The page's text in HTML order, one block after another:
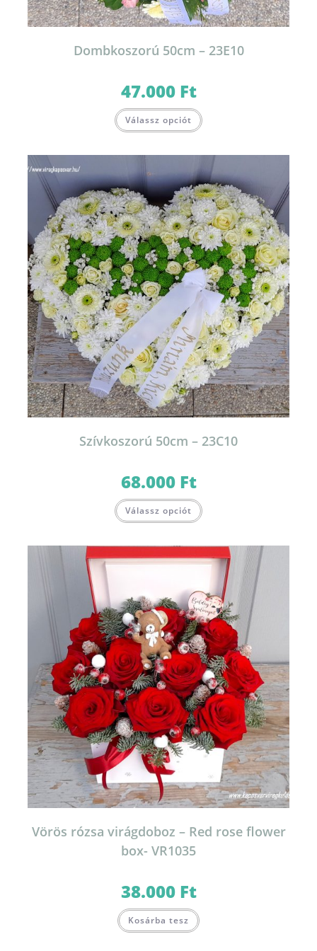
Dombkoszorú 50cm – 23E10
47.000 Ft
Válassz opciót
Szívkoszorú 50cm – 23C10
68.000 Ft
Válassz opciót
Vörös rózsa virágdoboz – Red rose flower
box- VR1035
38.000 Ft
Kosárba tesz